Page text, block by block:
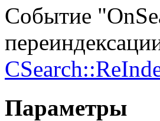
Событие
Параметры